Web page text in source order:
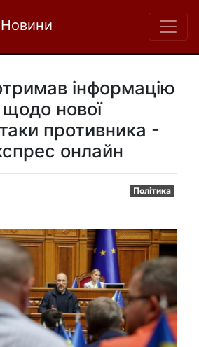
інформацію
щодо нової
противника -
онлайн
Політика